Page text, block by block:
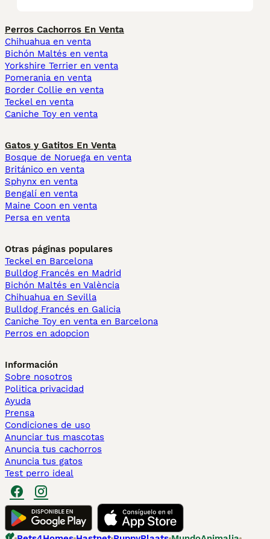
Perros Cachorros En Venta
Chihuahua en venta
Bichón Maltés en venta
Yorkshire Terrier en venta
Pomerania en venta
Border Collie en venta
Teckel en venta
Caniche Toy en venta
Gatos y Gatitos En Venta
Bosque de Noruega en venta
Británico en venta
Sphynx en venta
Bengalí en venta
Maine Coon en venta
Persa en venta
Otras páginas populares
Teckel en Barcelona
Bulldog Francés en Madrid
Bichón Maltés en València
Chihuahua en Sevilla
Bulldog Francés en Galicia
Caniche Toy en venta en Barcelona
Perros en adopcion
Información
Sobre nosotros
Politica privacidad
Ayuda
Prensa
Condiciones de uso
Anunciar tus mascotas
Anuncia tus cachorros
Anuncia tus gatos
Test perro ideal